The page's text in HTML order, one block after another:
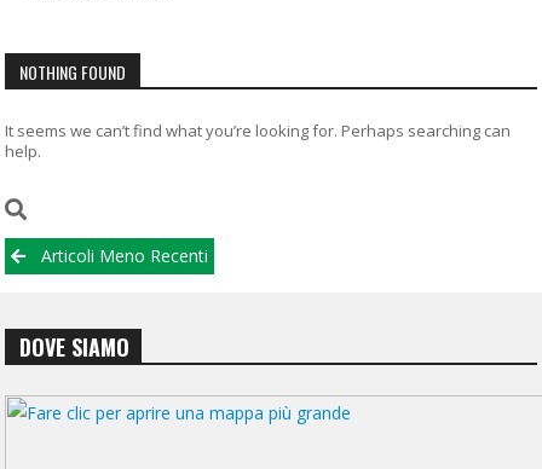
NOTHING FOUND
It seems we can’t find what you’re looking for. Perhaps searching can
help.
Navigazione
articoli
Articoli Meno Recenti
DOVE SIAMO